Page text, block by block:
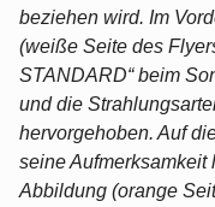
beziehen wird. Im
(weiße Seite des
STANDARD“ beim
und die
hervorgehoben. Auf
seine Aufmerksamkeit
Abbildung (orange